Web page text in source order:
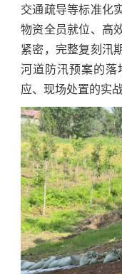
交通疏导等标准化
物资全员就位、高
紧密，完整复刻汛
河道防汛预案的落
应、现场处置的实战